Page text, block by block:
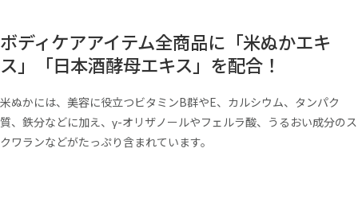
ボディケアアイテム全商品に「米ぬかエキ
ス」「日本酒酵母エキス」を配合！
米ぬかには、美容に役立つビタミンB群やE、カルシウム、タンパク
質、鉄分などに加え、γ-オリザノールやフェルラ酸、うるおい成分のス
クワランなどがたっぷり含まれています。